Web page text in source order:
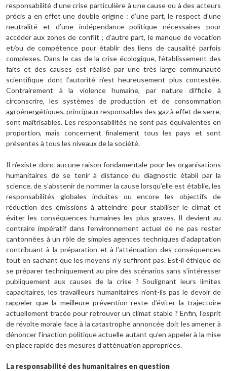
responsabilité d’une crise particulière à une cause ou à des acteurs
précis a en effet une double origine : d’une part, le respect d’une
neutralité et d’une indépendance politique nécessaires pour
accéder aux zones de conflit ; d’autre part, le manque de vocation
et/ou de compétence pour établir des liens de causalité parfois
complexes. Dans le cas de la crise écologique, l’établissement des
faits et des causes est réalisé par une très large communauté
scientifique dont l’autorité n’est heureusement plus contestée.
Contrairement à la violence humaine, par nature difficile à
circonscrire, les systèmes de production et de consommation
agroénergétiques, principaux responsables des gaz à effet de serre,
sont maîtrisables. Les responsabilités ne sont pas équivalentes en
proportion, mais concernent finalement tous les pays et sont
présentes à tous les niveaux de la société.
Il n’existe donc aucune raison fondamentale pour les organisations
humanitaires de se tenir à distance du diagnostic établi par la
science, de s’abstenir de nommer la cause lorsqu’elle est établie, les
responsabilités globales induites ou encore les objectifs de
réduction des émissions à atteindre pour stabiliser le climat et
éviter les conséquences humaines les plus graves. Il devient au
contraire impératif dans l’environnement actuel de ne pas rester
cantonnées à un rôle de simples agences techniques d’adaptation
contribuant à la préparation et à l’atténuation des conséquences
tout en sachant que les moyens n’y suffiront pas. Est-il éthique de
se préparer techniquement au pire des scénarios sans s’intéresser
publiquement aux causes de la crise ? Soulignant leurs limites
capacitaires, les travailleurs humanitaires n’ont-ils pas le devoir de
rappeler que la meilleure prévention reste d’éviter la trajectoire
actuellement tracée pour retrouver un climat stable ? Enfin, l’esprit
de révolte morale face à la catastrophe annoncée doit les amener à
dénoncer l’inaction politique actuelle autant qu’en appeler à la mise
en place rapide des mesures d’atténuation appropriées.
La responsabilité des humanitaires en question